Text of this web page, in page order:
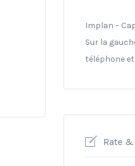
Implan –
Sur la
téléphone
Rate